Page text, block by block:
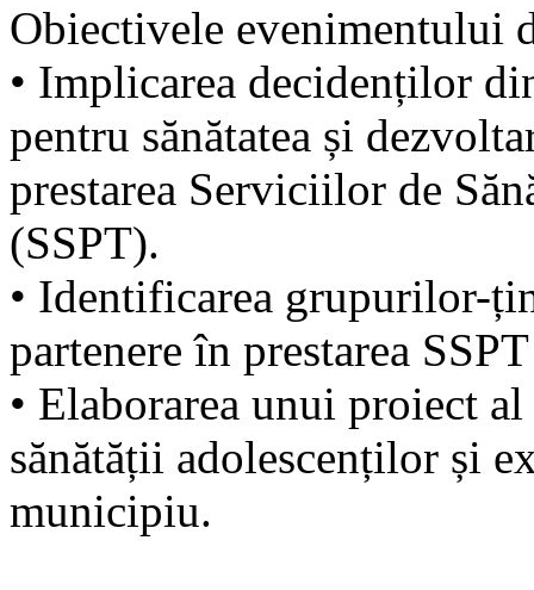
Obiectivele evenimentului
• Implicarea decidenților
pentru sănătatea și
prestarea Serviciilor de
(SSPT).
• Identificarea grupurilor-
partenere în prestarea
• Elaborarea unui proiect
sănătății adolescenților și
municipiu.